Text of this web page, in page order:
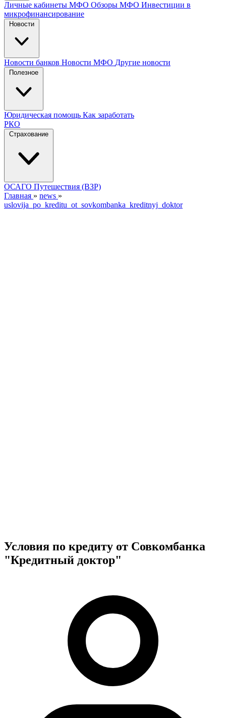
Личные кабинеты МФО Обзоры МФО Инвестиции в
микрофинансирование
Новости
Новости банков Новости МФО Другие новости
Полезное
Юридическая помощь Как заработать
РКО
Страхование
ОСАГО Путешествия (ВЗР)
Главная » news »
uslovija_po_kreditu_ot_sovkombanka_kreditnyj_doktor
Условия по кредиту от Совкомбанка
"Кредитный доктор"